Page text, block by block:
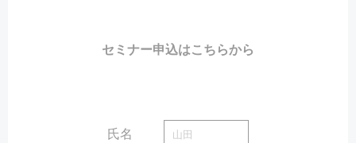
セミナー申込はこちらから
氏名 必須